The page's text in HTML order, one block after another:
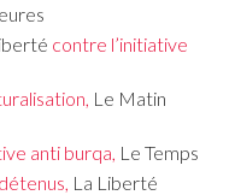
contre l’initiative
Le Matin
anti burqa, Le Temps
La Liberté